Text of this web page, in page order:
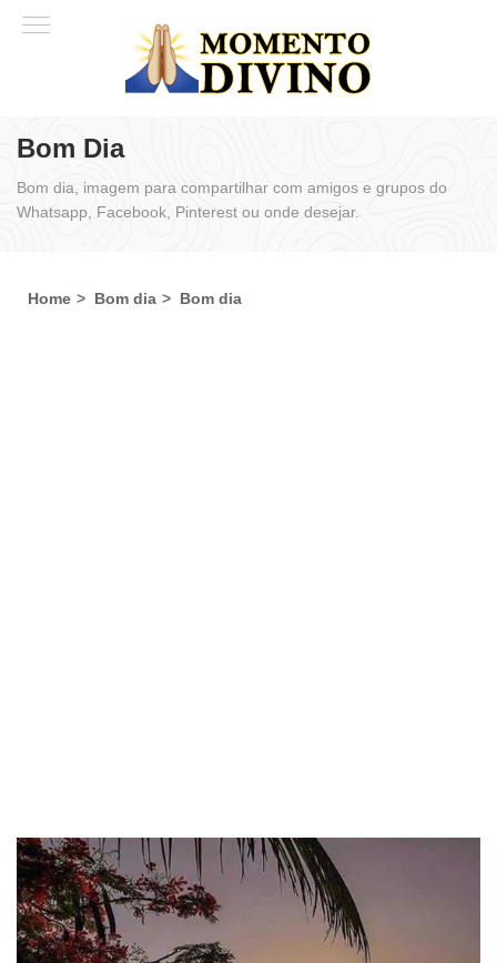
Bom Dia
Bom dia, imagem para compartilhar com amigos e grupos do
Whatsapp, Facebook, Pinterest ou onde desejar.
Home Bom dia Bom dia